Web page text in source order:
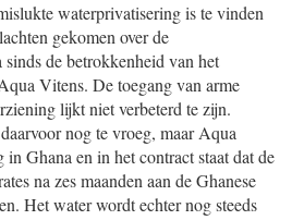
waterprivatisering is te vinden
gekomen over de
de betrokkenheid van het
Vitens. De toegang van arme
lijkt niet verbeterd te zijn.
nog te vroeg, maar Aqua
Ghana en in het contract staat dat de
na zes maanden aan de Ghanese
Het water wordt echter nog steeds